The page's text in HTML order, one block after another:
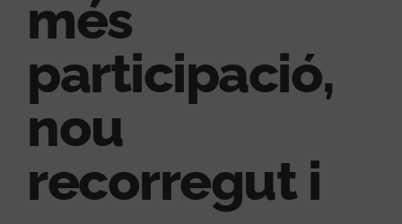
més
participació,
nou
recorregut i